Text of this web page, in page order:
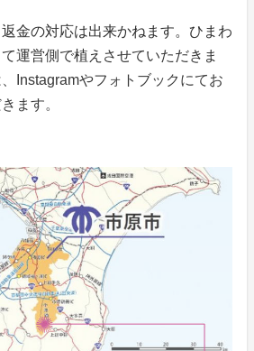
金の対応は出来かねます。ひまわ
運営側で植えさせていただきま
Instagramやフォトブックにてお
ます。